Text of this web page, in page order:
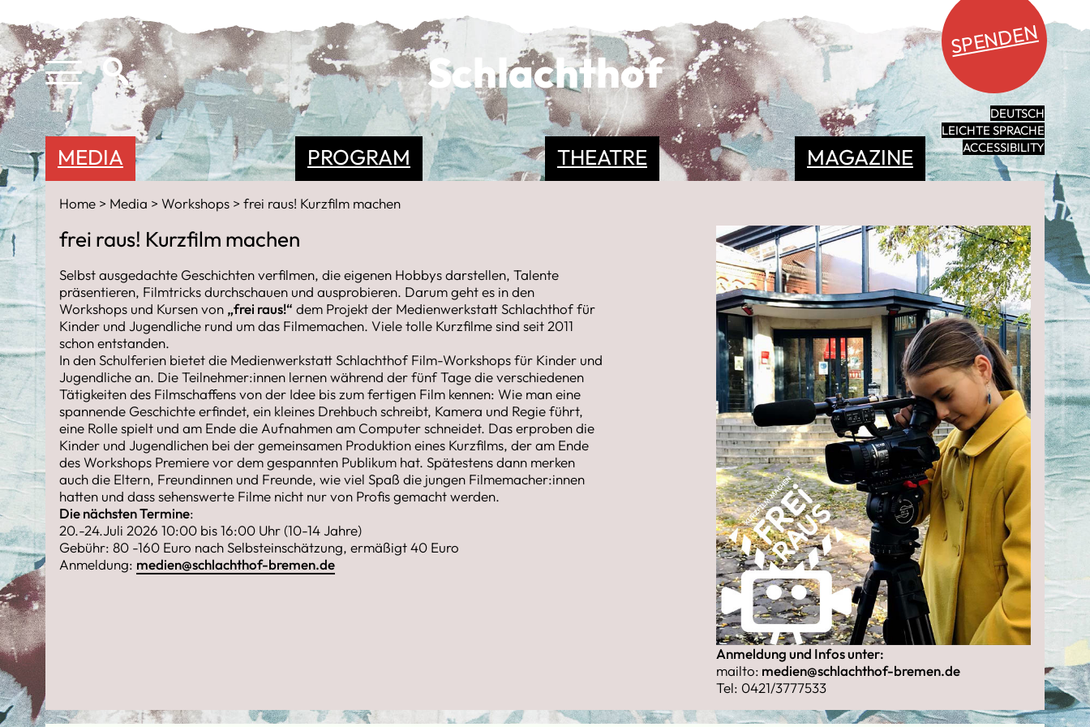
Schlachthof
SPENDEN
DEUTSCH
LEICHTE SPRACHE
ACCESSIBILITY
PROGRAM THEATRE
MEDIA MAGAZINE
Home Media Workshops frei raus! Kurzfilm machen
frei raus! Kurzfilm machen
Selbst ausgedachte Geschichten verfilmen, die eigenen Hobbys darstellen, Talente
präsentieren, Filmtricks durchschauen und ausprobieren. Darum geht es in den
Workshops und Kursen von „frei raus!“ dem Projekt der Medienwerkstatt Schlachthof für
Kinder und Jugendliche rund um das Filmemachen. Viele tolle Kurzfilme sind seit 2011
schon entstanden.
In den Schulferien bietet die Medienwerkstatt Schlachthof Film-Workshops für Kinder und
Jugendliche an. Die Teilnehmer:innen lernen während der fünf Tage die verschiedenen
Tätigkeiten des Filmschaffens von der Idee bis zum fertigen Film kennen: Wie man eine
spannende Geschichte erfindet, ein kleines Drehbuch schreibt, Kamera und Regie führt,
eine Rolle spielt und am Ende die Aufnahmen am Computer schneidet. Das erproben die
Kinder und Jugendlichen bei der gemeinsamen Produktion eines Kurzfilms, der am Ende
des Workshops Premiere vor dem gespannten Publikum hat. Spätestens dann merken
auch die Eltern, Freundinnen und Freunde, wie viel Spaß die jungen Filmemacher:innen
hatten und dass sehenswerte Filme nicht nur von Profis gemacht werden.
Die nächsten Termine:
20.-24.Juli 2026 10:00 bis 16:00 Uhr (10-14 Jahre)
Gebühr: 80 -160 Euro nach Selbsteinschätzung, ermäßigt 40 Euro
Anmeldung: medien@schlachthof-bremen.de
Anmeldung und Infos unter:
mailto: medien@schlachthof-bremen.de
Tel: 0421/3777533